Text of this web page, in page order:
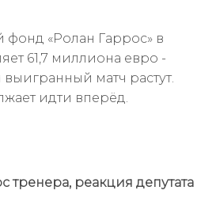
«Ролан Гаррос» в
61,7 миллиона евро -
матч растут.
идти вперёд.
тренера, реакция депутата